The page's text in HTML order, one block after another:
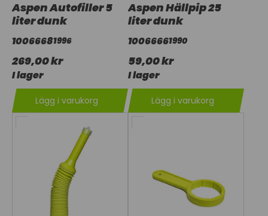
Aspen Autofiller 5
liter dunk
10066681996
269,00 kr
I lager
Lägg i varukorg
Aspen Hällpip 25
liter dunk
10066661990
59,00 kr
I lager
Lägg i varukorg